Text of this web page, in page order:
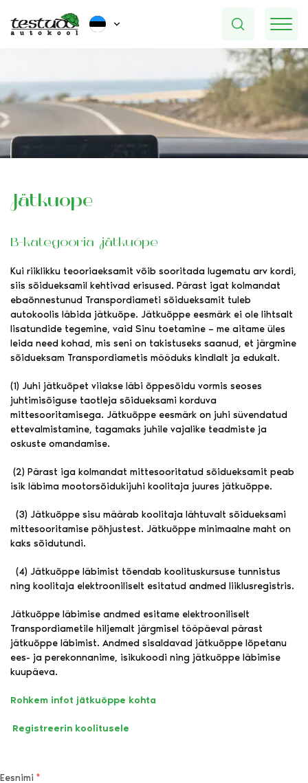
Jätkuõpe
B-kategooria jätkuõpe
Kui riiklikku teooriaeksamit võib sooritada lugematu arv kordi,
siis sõidueksamil kehtivad erisused. Pärast igat kolmandat
ebaõnnestunud Transpordiameti sõidueksamit tuleb
autokoolis läbida jätkuõpe. Jätkuõppe eesmärk ei ole lihtsalt
lisatundide tegemine, vaid Sinu toetamine – me aitame üles
leida need kohad, mis seni on takistuseks saanud, et järgmine
sõidueksam Transpordiametis mööduks kindlalt ja edukalt.
(1) Juhi jätkuõpet viiakse läbi õppesõidu vormis seoses
juhtimisõiguse taotleja sõidueksami korduva
mittesooritamisega. Jätkuõppe eesmärk on juhi süvendatud
ettevalmistamine, tagamaks juhile vajalike teadmiste ja
oskuste omandamise.
(2) Pärast iga kolmandat mittesooritatud sõidueksamit peab
isik läbima mootorsõidukijuhi koolitaja juures jätkuõppe.
(3) Jätkuõppe sisu määrab koolitaja lähtuvalt sõidueksami
mittesooritamise põhjustest. Jätkuõppe minimaalne maht on
kaks sõidutundi.
(4) Jätkuõppe läbimist tõendab koolituskursuse tunnistus
ning koolitaja elektrooniliselt esitatud andmed liiklusregistris.
Jätkuõppe läbimise andmed esitame elektrooniliselt
Transpordiametile hiljemalt järgmisel tööpäeval pärast
jätkuõppe läbimist. Andmed sisaldavad jätkuõppe lõpetanu
ees- ja perekonnanime, isikukoodi ning jätkuõppe läbimise
kuupäeva.
Rohkem infot jätkuõppe kohta
Registreerin koolitusele
Eesnimi *